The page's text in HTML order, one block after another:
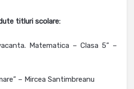
titluri scolare:
Matematica – Clasa 5” –
– Mircea Santimbreanu